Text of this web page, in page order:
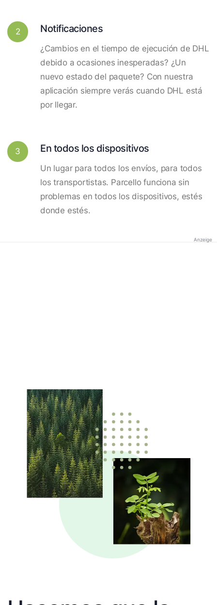
2 Notificaciones
¿Cambios en el tiempo de ejecución de DHL
debido a ocasiones inesperadas? ¿Un
nuevo estado del paquete? Con nuestra
aplicación siempre verás cuando DHL está
por llegar.
3 En todos los dispositivos
Un lugar para todos los envíos, para todos
los transportistas. Parcello funciona sin
problemas en todos los dispositivos, estés
donde estés.
Anzeige